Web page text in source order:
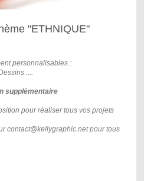
"ETHNIQUE"
personnalisables :
....
supplémentaire
pourréaliser tous vos projets
contact@kellygraphic.net pour tous